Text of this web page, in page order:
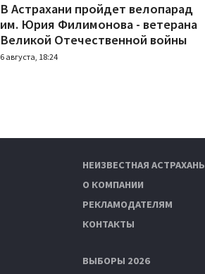
В Астрахани пройдет велопарад
им. Юрия Филимонова - ветерана
Великой Отечественной войны
6 августа, 18:24
НЕИЗВЕСТНАЯ АСТРАХАНЬ
О КОМПАНИИ
РЕКЛАМОДАТЕЛЯМ
КОНТАКТЫ
ВЫБОРЫ 2026